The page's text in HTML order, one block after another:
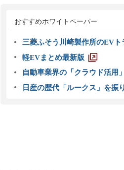
おすすめホワイトペーパー
三菱ふそう川崎製作所のEV
軽EVまとめ最新版
自動車業界の「クラウド活用
日産の歴代「ルークス」を振